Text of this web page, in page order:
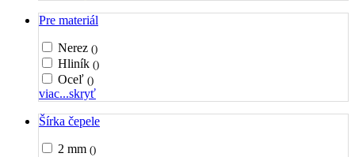
Pre materiál
Nerez ()
Hliník ()
Oceľ ()
viac...skryť
Šírka čepele
2 mm ()